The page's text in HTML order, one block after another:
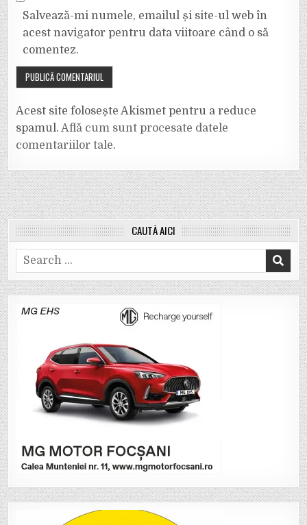
Salvează-mi numele, emailul și site-ul web în
acest navigator pentru data viitoare când o să
comentez.
Acest site folosește Akismet pentru a reduce
spamul.Află cum sunt procesate datele
comentariilor tale.
CAUTĂ AICI
Search
for: